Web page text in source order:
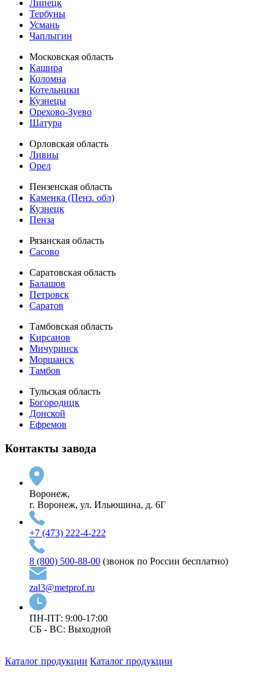
Липецк
Тербуны
Усмань
Чаплыгин
Московская область
Кашира
Коломна
Котельники
Кузнецы
Орехово-Зуево
Шатура
Орловская область
Ливны
Орел
Пензенская область
Каменка (Пенз. обл)
Кузнецк
Пенза
Рязанская область
Сасово
Саратовская область
Балашов
Петровск
Саратов
Тамбовская область
Кирсанов
Мичуринск
Моршанск
Тамбов
Тульская область
Богородицк
Донской
Ефремов
Контакты завода
Воронеж,
г. Воронеж, ул. Ильюшина, д. 6Г
+7 (473) 222-4-222
8 (800) 500-88-00 (звонок по России бесплатно)
zal3@metprof.ru
ПН-ПТ: 9:00-17:00
СБ - ВС: Выходной
Каталог продукции Каталог продукции